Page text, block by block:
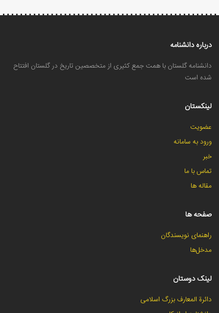
درباره دانشنامه
دانشنامه گلستان با همت جمع کثیری از متخصصین تاریخ در گلستان افتتاح
شده است
لینکستان
عضویت
ورود به سامانه
خبر
تماس با ما
مقاله ها
صفحه ها
راهنمای نویسندگان
مدخل‌ها
لینک دوستان
دائرة المعارف بزرگ اسلامی